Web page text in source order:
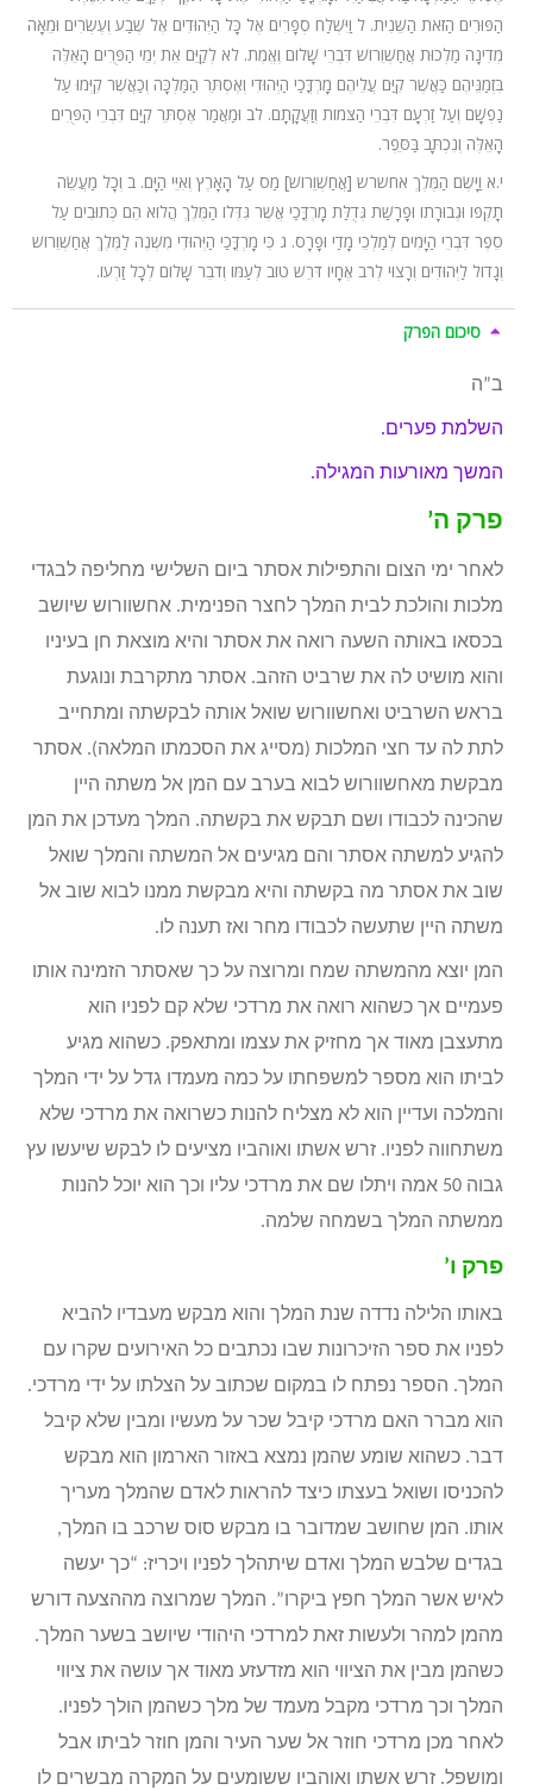
הַפּוּרִים הַזֹּאת הַשֵּׁנִית. ל וַיִּשְׁלַח סְפָרִים אֶל כָּל הַיְּהוּדִים אֶל שֶׁבַע וְעֶשְׂרִים וּמֵאָה
מְדִינָה מַלְכוּת אֲחַשְׁוֵרוֹשׁ דִּבְרֵי שָׁלוֹם וֶאֱמֶת. לא לְקַיֵּם אֵת יְמֵי הַפֻּרִים הָאֵלֶּה
בִּזְמַנֵּיהֶם כַּאֲשֶׁר קִיַּם עֲלֵיהֶם מָרְדֳּכַי הַיְּהוּדִי וְאֶסְתֵּר הַמַּלְכָּה וְכַאֲשֶׁר קִיְּמוּ עַל
נַפְשָׁם וְעַל זַרְעָם דִּבְרֵי הַצֹּמוֹת וְזַעֲקָתָם. לב וּמַאֲמַר אֶסְתֵּר קִיַּם דִּבְרֵי הַפֻּרִים
הָאֵלֶּה וְנִכְתָּב בַּסֵּפֶר.
י.א וַיָּשֶׂם הַמֶּלֶךְ אחשרש [אֲחַשְׁוֵרוֹשׁ] מַס עַל הָאָרֶץ וְאִיֵּי הַיָּם. ב וְכָל מַעֲשֵׂה
תָקְפּוֹ וּגְבוּרָתוֹ וּפָרָשַׁת גְּדֻלַּת מָרְדֳּכַי אֲשֶׁר גִּדְּלוֹ הַמֶּלֶךְ הֲלוֹא הֵם כְּתוּבִים עַל
סֵפֶר דִּבְרֵי הַיָּמִים לְמַלְכֵי מָדַי וּפָרָס. ג כִּי מָרְדֳּכַי הַיְּהוּדִי מִשְׁנֶה לַמֶּלֶךְ אֲחַשְׁוֵרוֹשׁ
וְגָדוֹל לַיְּהוּדִים וְרָצוּי לְרֹב אֶחָיו דֹּרֵשׁ טוֹב לְעַמּוֹ וְדֹבֵר שָׁלוֹם לְכָל זַרְעוֹ.
סיכום הפרק
ב”ה
השלמת פערים.
המשך מאורעות המגילה.
פרק ה’
לאחר ימי הצום והתפילות אסתר ביום השלישי מחליפה לבגדי
מלכות והולכת לבית המלך לחצר הפנימית. אחשוורוש שיושב
בכסאו באותה השעה רואה את אסתר והיא מוצאת חן בעיניו
והוא מושיט לה את שרביט הזהב. אסתר מתקרבת ונוגעת
בראש השרביט ואחשוורוש שואל אותה לבקשתה ומתחייב
לתת לה עד חצי המלכות (מסייג את הסכמתו המלאה). אסתר
מבקשת מאחשוורוש לבוא בערב עם המן אל משתה היין
שהכינה לכבודו ושם תבקש את בקשתה. המלך מעדכן את המן
להגיע למשתה אסתר והם מגיעים אל המשתה והמלך שואל
שוב את אסתר מה בקשתה והיא מבקשת ממנו לבוא שוב אל
משתה היין שתעשה לכבודו מחר ואז תענה לו.
המן יוצא מהמשתה שמח ומרוצה על כך שאסתר הזמינה אותו
פעמיים אך כשהוא רואה את מרדכי שלא קם לפניו הוא
מתעצבן מאוד אך מחזיק את עצמו ומתאפק. כשהוא מגיע
לביתו הוא מספר למשפחתו על כמה מעמדו גדל על ידי המלך
והמלכה ועדיין הוא לא מצליח להנות כשרואה את מרדכי שלא
משתחווה לפניו. זרש אשתו ואוהביו מציעים לו לבקש שיעשו עץ
גבוה 50 אמה ויתלו שם את מרדכי עליו וכך הוא יוכל להנות
ממשתה המלך בשמחה שלמה.
פרק ו’
באותו הלילה נדדה שנת המלך והוא מבקש מעבדיו להביא
לפניו את ספר הזיכרונות שבו נכתבים כל האירועים שקרו עם
המלך. הספר נפתח לו במקום שכתוב על הצלתו על ידי מרדכי.
הוא מברר האם מרדכי קיבל שכר על מעשיו ומבין שלא קיבל
דבר. כשהוא שומע שהמן נמצא באזור הארמון הוא מבקש
להכניסו ושואל בעצתו כיצד להראות לאדם שהמלך מעריך
אותו. המן שחושב שמדובר בו מבקש סוס שרכב בו המלך,
בגדים שלבש המלך ואדם שיתהלך לפניו ויכריז: “כך יעשה
לאיש אשר המלך חפץ ביקרו”. המלך שמרוצה מההצעה דורש
מהמן למהר ולעשות זאת למרדכי היהודי שיושב בשער המלך.
כשהמן מבין את הציווי הוא מזדעזע מאוד אך עושה את ציווי
המלך וכך מרדכי מקבל מעמד של מלך כשהמן הולך לפניו.
לאחר מכן מרדכי חוזר אל שער העיר והמן חוזר לביתו אבל
ומושפל. זרש אשתו ואוהביו ששומעים על המקרה מבשרים לו